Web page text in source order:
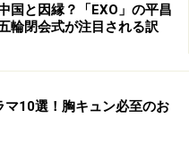
国と因縁？「EXO」の平昌
輪閉会式が注目される訳
マ10選！胸キュン必至のお